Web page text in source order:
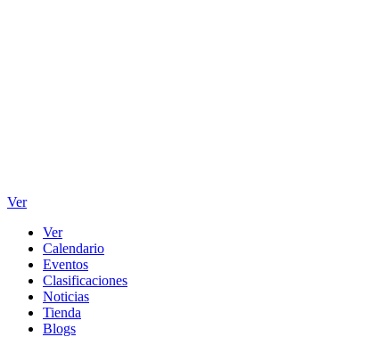
Ver
Ver
Calendario
Eventos
Clasificaciones
Noticias
Tienda
Blogs